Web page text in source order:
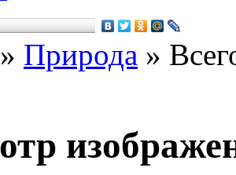
» Природа »